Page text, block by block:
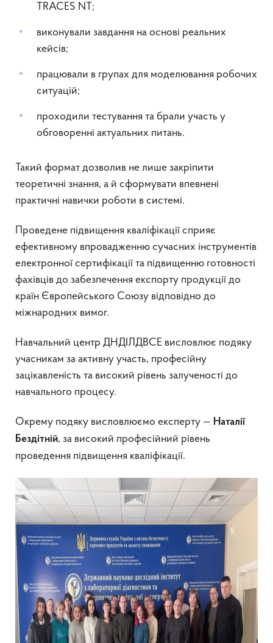
TRACES NT;
виконували завдання на основі реальних
кейсів;
працювали в групах для моделювання робочих
ситуацій;
проходили тестування та брали участь у
обговоренні актуальних питань.
Такий формат дозволив не лише закріпити
теоретичні знання, а й сформувати впевнені
практичні навички роботи в системі.
Проведене підвищення кваліфікації сприяє
ефективному впровадженню сучасних інструментів
електронної сертифікації та підвищенню готовності
фахівців до забезпечення експорту продукції до
країн Європейського Союзу відповідно до
міжнародних вимог.
Навчальний центр ДНДІЛДВСЕ висловлює подяку
учасникам за активну участь, професійну
зацікавленість та високий рівень залученості до
навчального процесу.
Окрему подяку висловлюємо експерту — Наталії
Бездітній, за високий професійний рівень
проведення підвищення кваліфікації.